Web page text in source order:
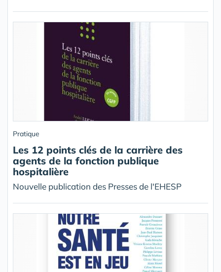
Pratique
Les 12 points clés de la carrière des
agents de la fonction publique
hospitalière
Nouvelle publication des Presses de l'EHESP